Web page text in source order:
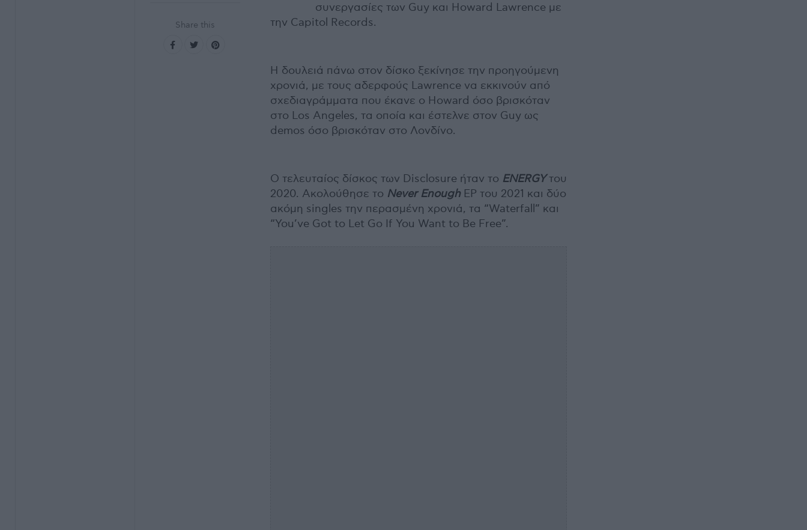
Share this
συνεργασίες των Guy και Howard Lawrence με
την Capitol Records.
Η δουλειά πάνω στον δίσκο ξεκίνησε την προηγούμενη
χρονιά, με τους αδερφούς Lawrence να εκκινούν από
σχεδιαγράμματα που έκανε ο Howard όσο βρισκόταν
στο Los Angeles, τα οποία και έστελνε στον Guy ως
demos όσο βρισκόταν στο Λονδίνο.
Ο τελευταίος δίσκος των Disclosure ήταν το ENERGYτου
2020. Ακολούθησε το Never EnoughEP του 2021 και δύο
ακόμη singles την περασμένη χρονιά, τα “Waterfall” και
“You’ve Got to Let Go If You Want to Be Free”.